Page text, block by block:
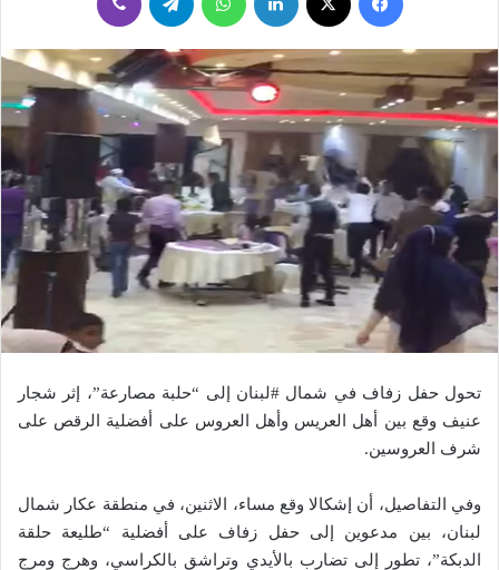
تحول حفل زفاف في شمال #لبنان إلى “حلبة مصارعة”، إثر شجار
عنيف وقع بين أهل العريس وأهل العروس على أفضلية الرقص على
شرف العروسين.
وفي التفاصيل، أن إشكالا وقع مساء، الاثنين، في منطقة عكار شمال
لبنان، بين مدعوين إلى حفل زفاف على أفضلية “طليعة حلقة
الدبكة”، تطور إلى تضارب بالأيدي وتراشق بالكراسي، وهرج ومرج